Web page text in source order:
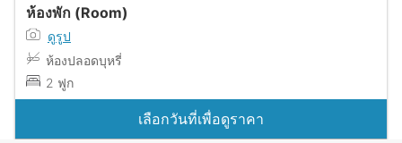
ห้องพัก (Room)
ดูรูป
ห้องปลอดบุหรี่
2 ฟูก
เลือกวันที่เพื่อดูราคา